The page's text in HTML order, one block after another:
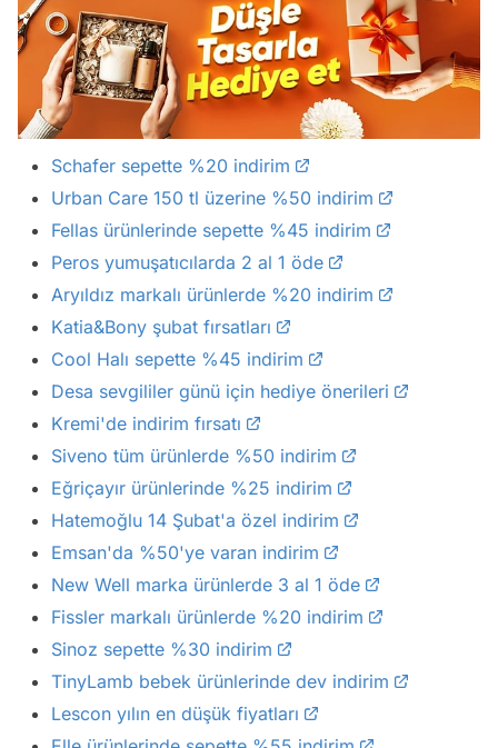
Schafer sepette %20 indirim
Urban Care 150 tl üzerine %50 indirim
Fellas ürünlerinde sepette %45 indirim
Peros yumuşatıcılarda 2 al 1 öde
Aryıldız markalı ürünlerde %20 indirim
Katia&Bony şubat fırsatları
Cool Halı sepette %45 indirim
Desa sevgililer günü için hediye önerileri
Kremi'de indirim fırsatı
Siveno tüm ürünlerde %50 indirim
Eğriçayır ürünlerinde %25 indirim
Hatemoğlu 14 Şubat'a özel indirim
Emsan'da %50'ye varan indirim
New Well marka ürünlerde 3 al 1 öde
Fissler markalı ürünlerde %20 indirim
Sinoz sepette %30 indirim
TinyLamb bebek ürünlerinde dev indirim
Lescon yılın en düşük fiyatları